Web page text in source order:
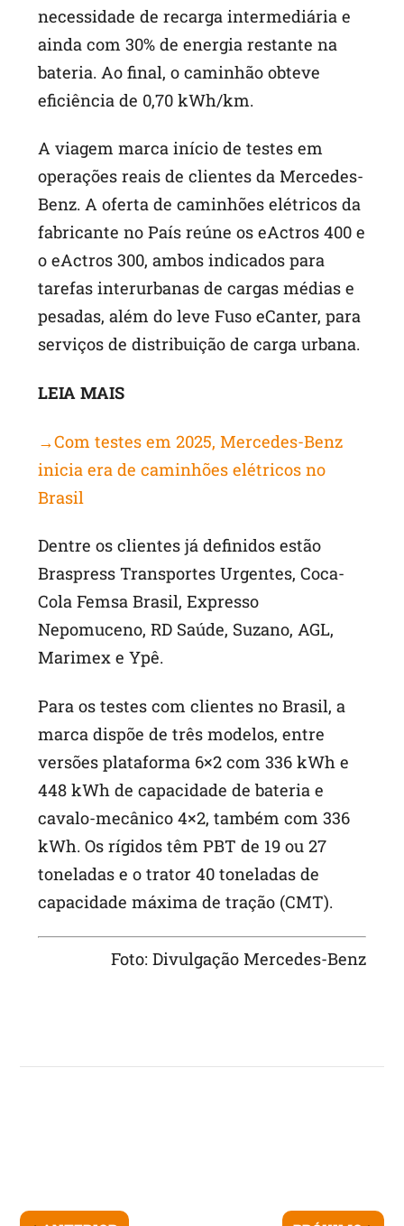
necessidade de recarga intermediária e
ainda com 30% de energia restante na
bateria. Ao final, o caminhão obteve
eficiência de 0,70 kWh/km.
A viagem marca início de testes em
operações reais de clientes da Mercedes-
Benz. A oferta de caminhões elétricos da
fabricante no País reúne os eActros 400 e
o eActros 300, ambos indicados para
tarefas interurbanas de cargas médias e
pesadas, além do leve Fuso eCanter, para
serviços de distribuição de carga urbana.
LEIA MAIS
→Com testes em 2025, Mercedes-Benz
inicia era de caminhões elétricos no
Brasil
Dentre os clientes já definidos estão
Braspress Transportes Urgentes, Coca-
Cola Femsa Brasil, Expresso
Nepomuceno, RD Saúde, Suzano, AGL,
Marimex e Ypê.
Para os testes com clientes no Brasil, a
marca dispõe de três modelos, entre
versões plataforma 6×2 com 336 kWh e
448 kWh de capacidade de bateria e
cavalo-mecânico 4×2, também com 336
kWh. Os rígidos têm PBT de 19 ou 27
toneladas e o trator 40 toneladas de
capacidade máxima de tração (CMT).
Foto: Divulgação Mercedes-Benz